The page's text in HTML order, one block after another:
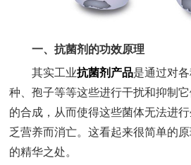
一、抗菌剂的功效原理
其实工业抗菌剂产品是通过对
种、孢子等等这些进行干扰和抑制
的合成，从而使得这些菌体无法进
乏营养而消亡。这看起来很简单的
的精华之处。